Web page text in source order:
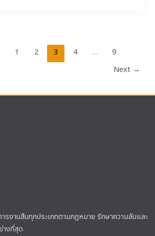
1 2 3 4 …
9
Next →
รงานสืบทุกประเภทตามกฎหมาย รักษาความลับและ
างที่สุด